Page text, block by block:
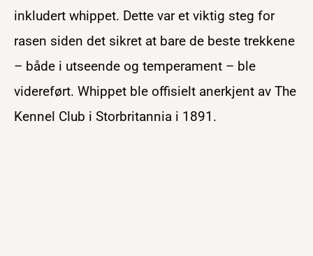
inkludert whippet. Dette var et viktig steg for
rasen siden det sikret at bare de beste trekkene
– både i utseende og temperament – ble
videreført. Whippet ble offisielt anerkjent av The
Kennel Club i Storbritannia i 1891.